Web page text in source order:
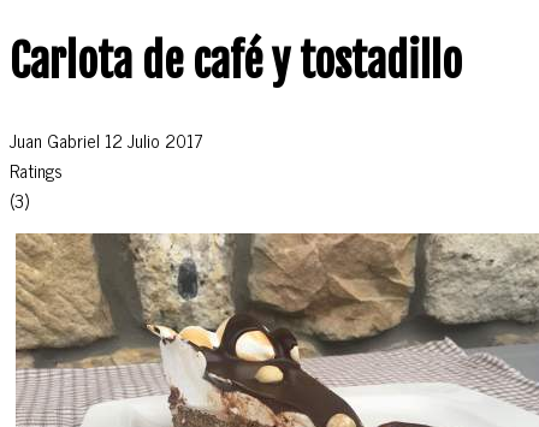
Carlota de café y tostadillo
Juan Gabriel 12 Julio 2017
Ratings
(3)